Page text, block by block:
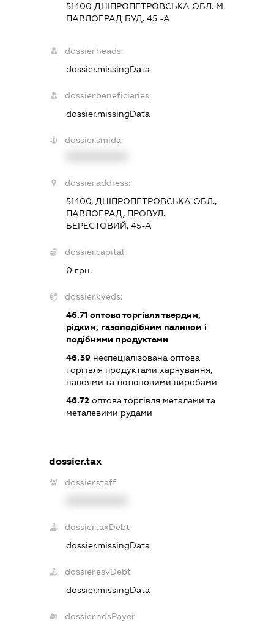
51400 ДНIПРОПЕТРОВСЬКА ОБЛ. М.
ПАВЛОГРАД БУД. 45 -А
dossier.heads:
dossier.missingData
dossier.beneficiaries:
dossier.missingData
dossier.smida:
dossier.address:
51400, ДНІПРОПЕТРОВСЬКА ОБЛ.,
ПАВЛОГРАД, ПРОВУЛ.
БЕРЕСТОВИЙ, 45-А
dossier.capital:
0 грн.
dossier.kveds:
46.71оптова торгівля твердим,
рідким, газоподібним паливом і
подібними продуктами
46.39неспеціалізована оптова
торгівля продуктами харчування,
напоями та тютюновими виробами
46.72оптова торгівля металами та
металевими рудами
dossier.tax
dossier.staff
dossier.taxDebt
dossier.missingData
dossier.esvDebt
dossier.missingData
dossier.ndsPayer